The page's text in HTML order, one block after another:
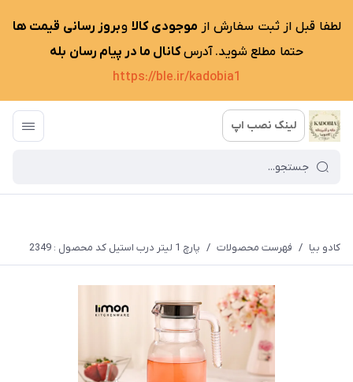
لطفا قبل از ثبت سفارش از موجودی کالا وبروز رسانی قیمت ها
حتما مطلع شوید. آدرسکانال ما در پیام رسان بله
https://ble.ir/kadobia1
لینک نصب اپ
کادو بیا / فهرست محصولات / پارچ 1 لیتر درب استیل کد محصول : 2349